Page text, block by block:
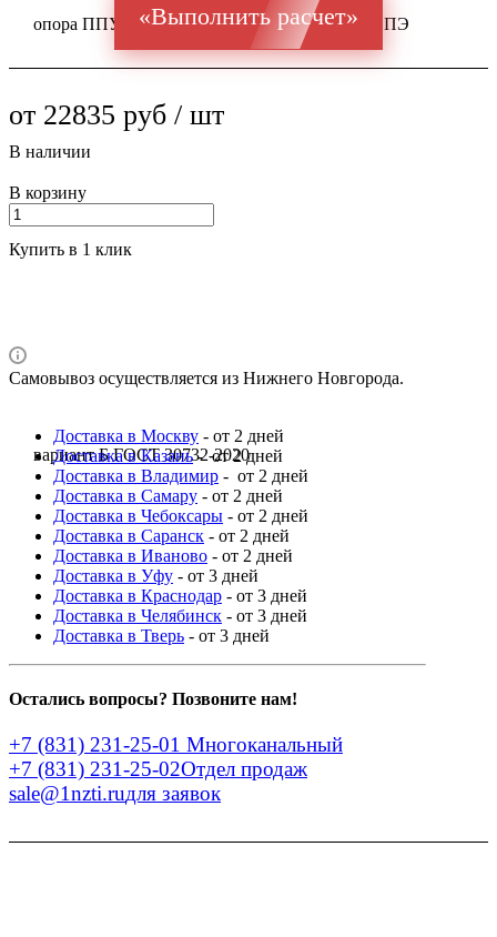
опора ППУ ГОСТ 20295 Ст 10-20 159x6 / 250 ПЭ
вариант Б ГОСТ 30732-2020
«Выполнить расчет»
от 22835 руб / шт
В наличии
В корзину
Купить в 1 клик
Самовывоз осуществляется из Нижнего Новгорода.
Доставка в Москву - от 2 дней
Доставка в Казань- от 2 дней
Доставка в Владимир - от 2 дней
Доставка в Самару - от 2 дней
Доставка в Чебоксары - от 2 дней
Доставка в Саранск - от 2 дней
Доставка в Иваново - от 2 дней
Доставка в Уфу - от 3 дней
Доставка в Краснодар - от 3 дней
Доставка в Челябинск - от 3 дней
Доставка в Тверь - от 3 дней
Остались вопросы? Позвоните нам!
+7 (831) 231-25-01 Многоканальный
+7 (831) 231-25-02Отдел продаж
sale@1nzti.ruдля заявок